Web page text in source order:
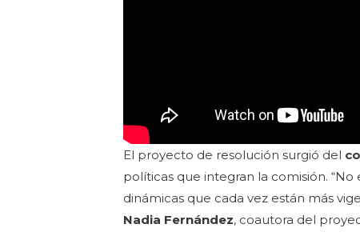
El proyecto de resolución surgió del
políticas que integran la comisión.
dinámicas que cada vez están más
Nadia Fernández, coautora del